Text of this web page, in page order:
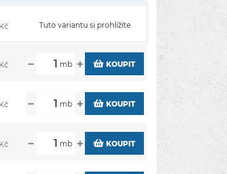
Kč Tuto variantu si prohlížíte
Kč mb KOUPIT
Kč mb KOUPIT
Kč mb KOUPIT